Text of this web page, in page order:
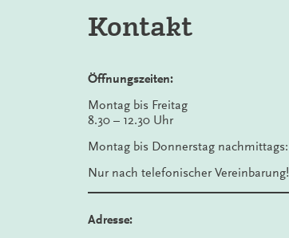
Kontakt
Öffnungszeiten:
Montag bis Freitag
8.30 – 12.30 Uhr
Montag bis Donnerstag nachmittags:
Nur nach telefonischer Vereinbarung!
Adresse: